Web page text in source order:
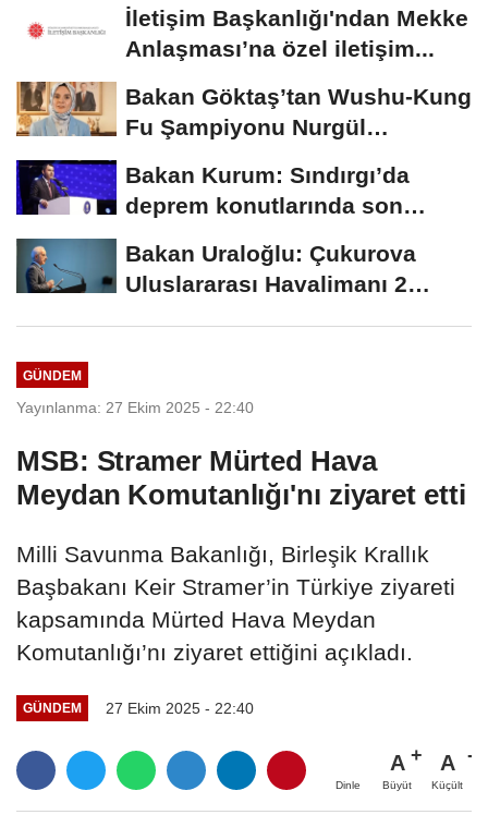
İletişim Başkanlığı'ndan Mekke
Anlaşması’na özel iletişim...
Bakan Göktaş’tan Wushu-Kung
Fu Şampiyonu Nurgül
Bakan Kurum: Sındırgı’da
deprem konutlarında son
Bakan Uraloğlu: Çukurova
Uluslararası Havalimanı 2
GÜNDEM
Yayınlanma: 27 Ekim 2025 - 22:40
MSB: Stramer Mürted Hava
Meydan Komutanlığı'nı ziyaret etti
Milli Savunma Bakanlığı, Birleşik Krallık
Başbakanı Keir Stramer’in Türkiye ziyareti
kapsamında Mürted Hava Meydan
Komutanlığı’nı ziyaret ettiğini açıkladı.
GÜNDEM 27 Ekim 2025 - 22:40
Dinle
A
Büyüt
A
Küçült